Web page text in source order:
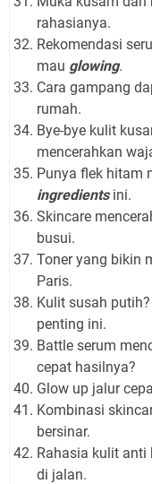
rahasianya.
Rekomendasi
mau glowing.
Cara gampang
rumah.
Bye-bye kulit
mencerahkan
Punya flek hitam
ingredientsini.
Skincare
busui.
Toner yang bikin
Paris.
Kulit susah
penting ini.
Battle serum
cepat hasilnya?
Glow up jalur
Kombinasi
bersinar.
Rahasia kulit anti
di jalan.